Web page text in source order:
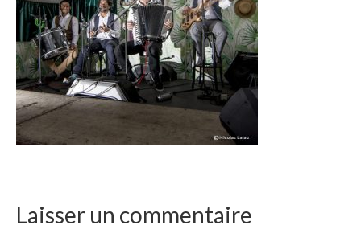
La Compagnie
Spectacles, Bals et Concerts
Spectacle de rue
Jeune public
Contacts
Laisser un commentaire